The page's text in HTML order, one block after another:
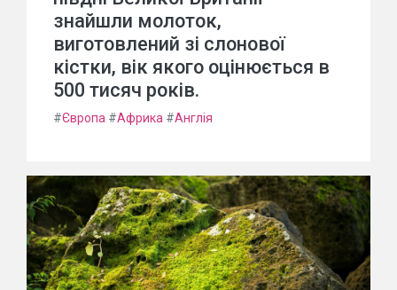
знайшли молоток,
виготовлений зі слонової
кістки, вік якого оцінюється в
500 тисяч років.
#Європа #Африка #Англія